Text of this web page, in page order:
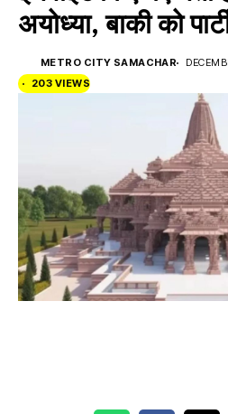
अयोध्या, बाकी को
METRO CITY SAMACHAR
203 VIEWS